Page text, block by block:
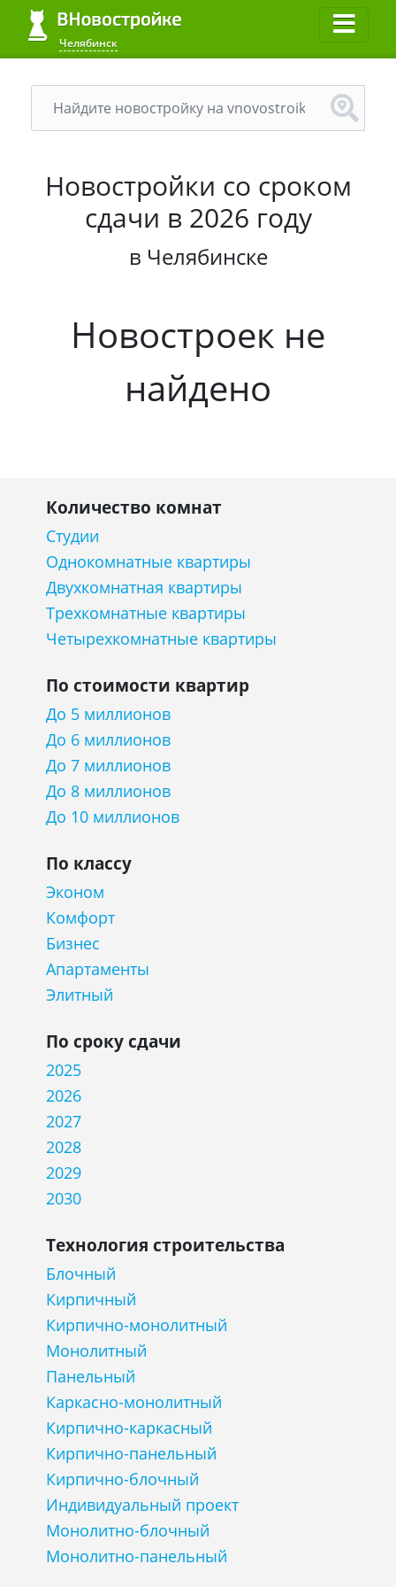
Челябинск
Новостройки со сроком
сдачи в 2026 году
в Челябинске
Новостроек не
найдено
Количество комнат
Студии
Однокомнатные квартиры
Двухкомнатная квартиры
Трехкомнатные квартиры
Четырехкомнатные квартиры
По стоимости квартир
До 5 миллионов
До 6 миллионов
До 7 миллионов
До 8 миллионов
До 10 миллионов
По классу
Эконом
Комфорт
Бизнес
Апартаменты
Элитный
По сроку сдачи
2025
2026
2027
2028
2029
2030
Технология строительства
Блочный
Кирпичный
Кирпично-монолитный
Монолитный
Панельный
Каркасно-монолитный
Кирпично-каркасный
Кирпично-панельный
Кирпично-блочный
Индивидуальный проект
Монолитно-блочный
Монолитно-панельный